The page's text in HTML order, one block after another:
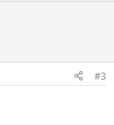
#3